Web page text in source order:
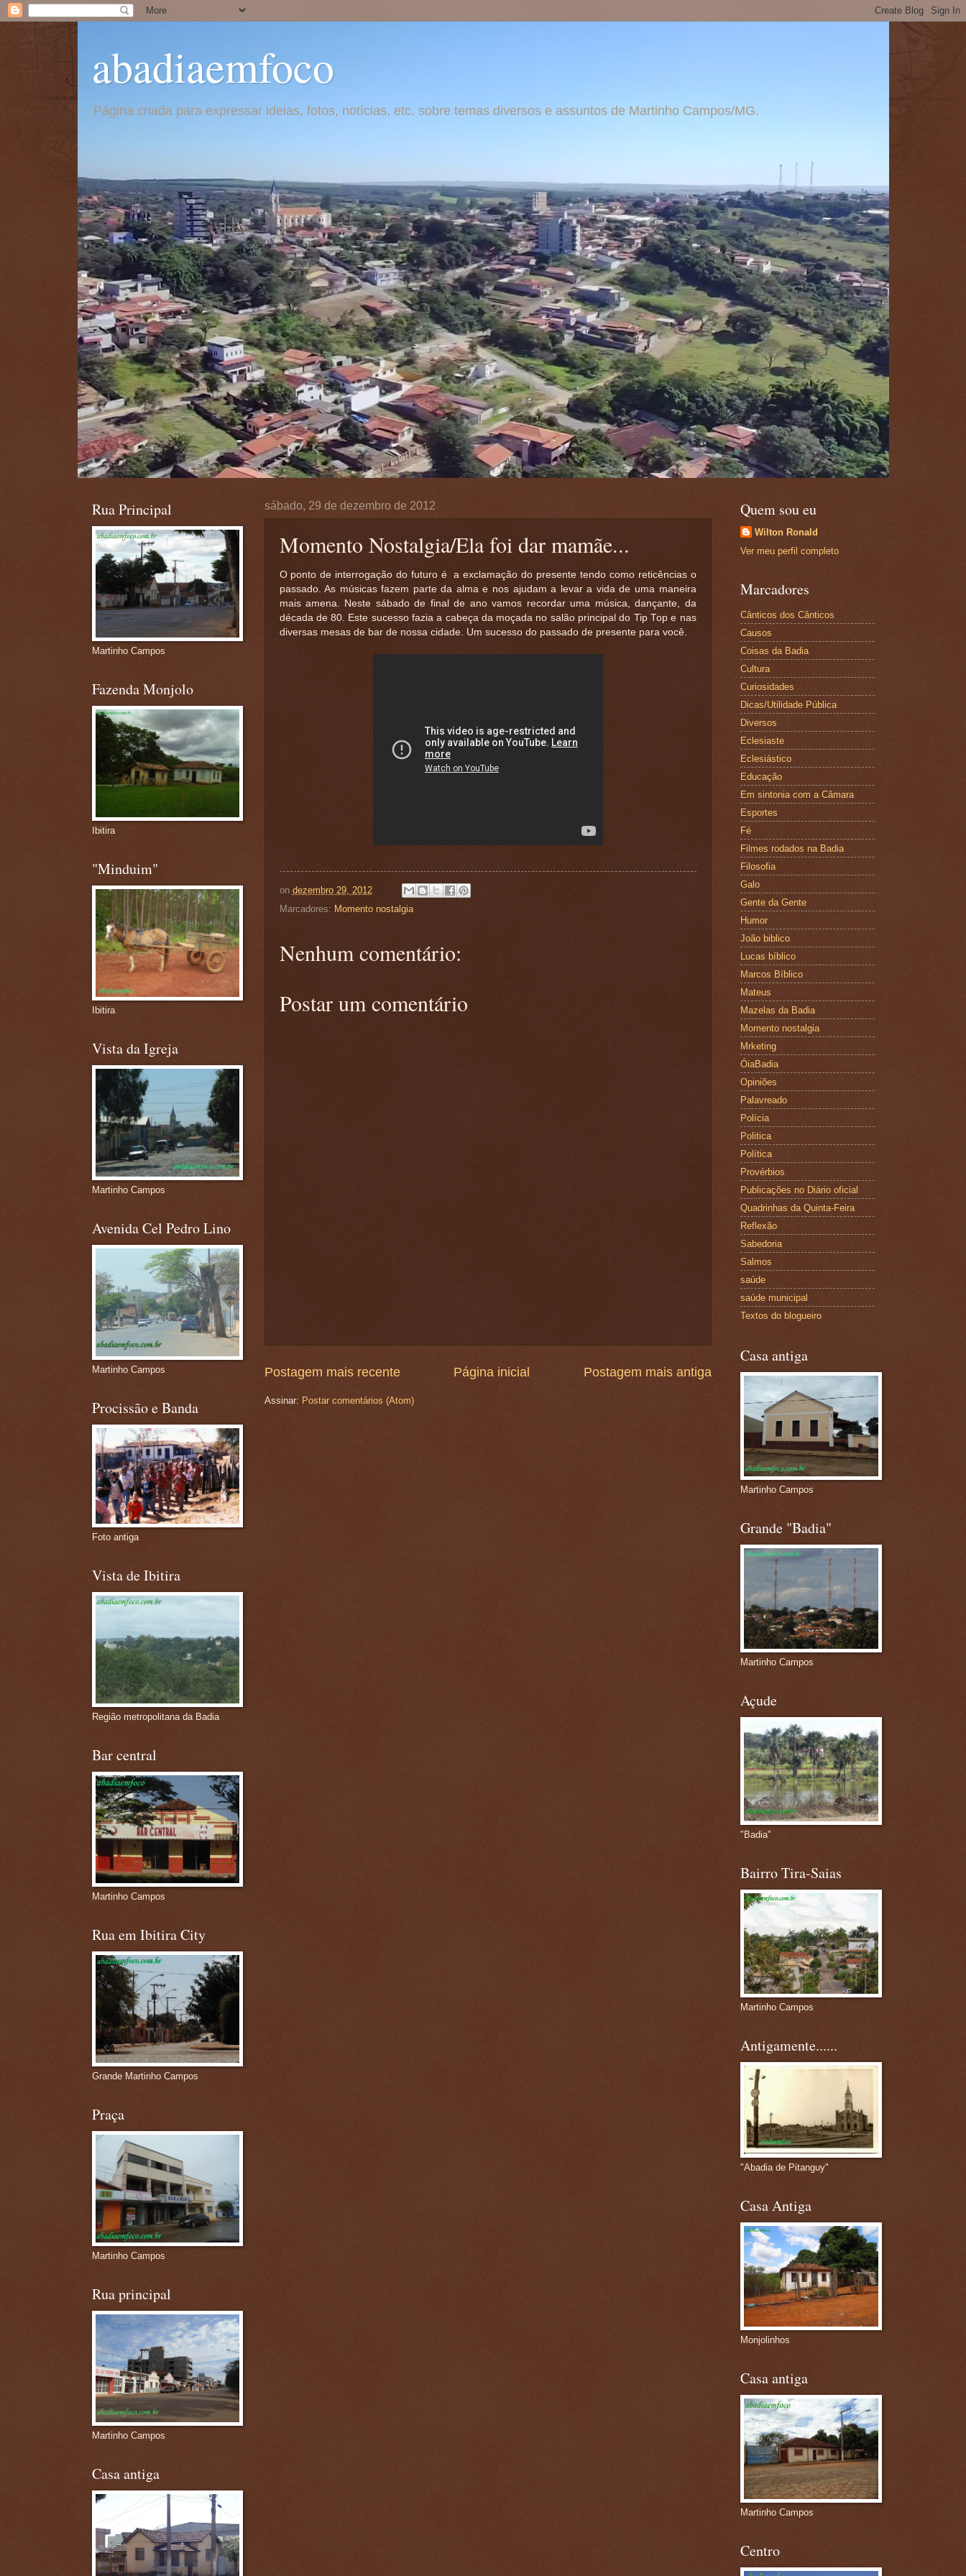
abadiaemfoco
Página criada para expressar ideias, fotos, notícias, etc. sobre temas diversos e assuntos de Martinho Campos/MG.
sábado, 29 de dezembro de 2012
Momento Nostalgia/Ela foi dar mamãe...
O ponto de interrogação do futuro é a exclamação do presente tendo como reticências o
passado. As músicas fazem parte da alma e nos ajudam a levar a vida de uma maneira
mais amena. Neste sábado de final de ano vamos recordar uma música, dançante, da
década de 80. Este sucesso fazia a cabeça da moçada no salão principal do Tip Top e nas
diversas mesas de bar de nossa cidade. Um sucesso do passado de presente para você.
on dezembro 29, 2012
Marcadores: Momento nostalgia
Nenhum comentário:
Postar um comentário
Postagem mais recente Postagem mais antiga
Página inicial
Assinar: Postar comentários (Atom)
Rua Principal
Martinho Campos
Fazenda Monjolo
Ibitira
"Minduim"
Ibitira
Vista da Igreja
Martinho Campos
Avenida Cel Pedro Lino
Martinho Campos
Procissão e Banda
Foto antiga
Vista de Ibitira
Região metropolitana da Badia
Bar central
Martinho Campos
Rua em Ibitira City
Grande Martinho Campos
Praça
Martinho Campos
Rua principal
Martinho Campos
Casa antiga
Quem sou eu
Wilton Ronald
Ver meu perfil completo
Marcadores
Cânticos dos Cânticos
Causos
Coisas da Badia
Cultura
Curiosidades
Dicas/Utilidade Pública
Diversos
Eclesiaste
Eclesiástico
Educação
Em sintonia com a Câmara
Esportes
Fé
Filmes rodados na Badia
Filosofia
Galo
Gente da Gente
Humor
João biblico
Lucas bíblico
Marcos Bíblico
Mateus
Mazelas da Badia
Momento nostalgia
Mrketing
ÓiaBadia
Opiniões
Palavreado
Polícia
Politica
Política
Provérbios
Publicações no Diário oficial
Quadrinhas da Quinta-Feira
Reflexão
Sabedoria
Salmos
saúde
saúde municipal
Textos do blogueiro
Casa antiga
Martinho Campos
Grande "Badia"
Martinho Campos
Açude
"Badia"
Bairro Tira-Saias
Martinho Campos
Antigamente......
"Abadia de Pitanguy"
Casa Antiga
Monjolinhos
Casa antiga
Martinho Campos
Centro